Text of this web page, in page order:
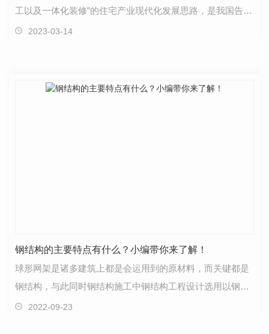
工以及一体化装修”的住宅产业现代化发展思路，是我国告别
现场手工砌筑时代， 促进住宅建筑生产方式变革…
2023-03-14
钢结构的主要特点有什么？小编带你来了解！
球形网架是诸多建筑上都是会运用到的原材料，而关键都是
钢结构，与此同时钢结构施工中钢结构工程设计选用以钢材
制做为主导，由钢材和钢板等制作而成的钢柱、钢梁、…
2022-09-23